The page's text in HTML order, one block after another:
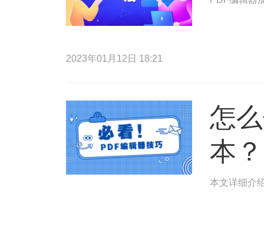
2023年01月12日 18:21
怎
本？
本文详细介